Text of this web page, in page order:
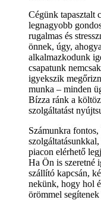
Cégünk tapasztalt
legnagyobb
rugalmas és
önnek, úgy,
alkalmazkodunk
csapatunk
igyekszik
munka – minden
Bízza ránk a
szolgáltatást
Számunkra
piacon elérhető
Ha Ön is szeretné
szállító kapcsán,
nekünk, hogy hol
örömmel